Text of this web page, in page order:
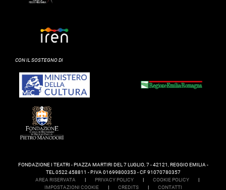
CON IL SOSTEGNO DI
FONDAZIONE I TEATRI - PIAZZA MARTIRI DEL 7 LUGLIO, 7 - 42121, REGGIO EMILIA -
TEL 0522 458811 - P.IVA 01699800353 - CF 91070780357
AREA RISERVATA
| PRIVACY POLICY | COOKIE POLICY
|
IMPOSTAZIONI COOKIE
| CREDITS | CONTATTI